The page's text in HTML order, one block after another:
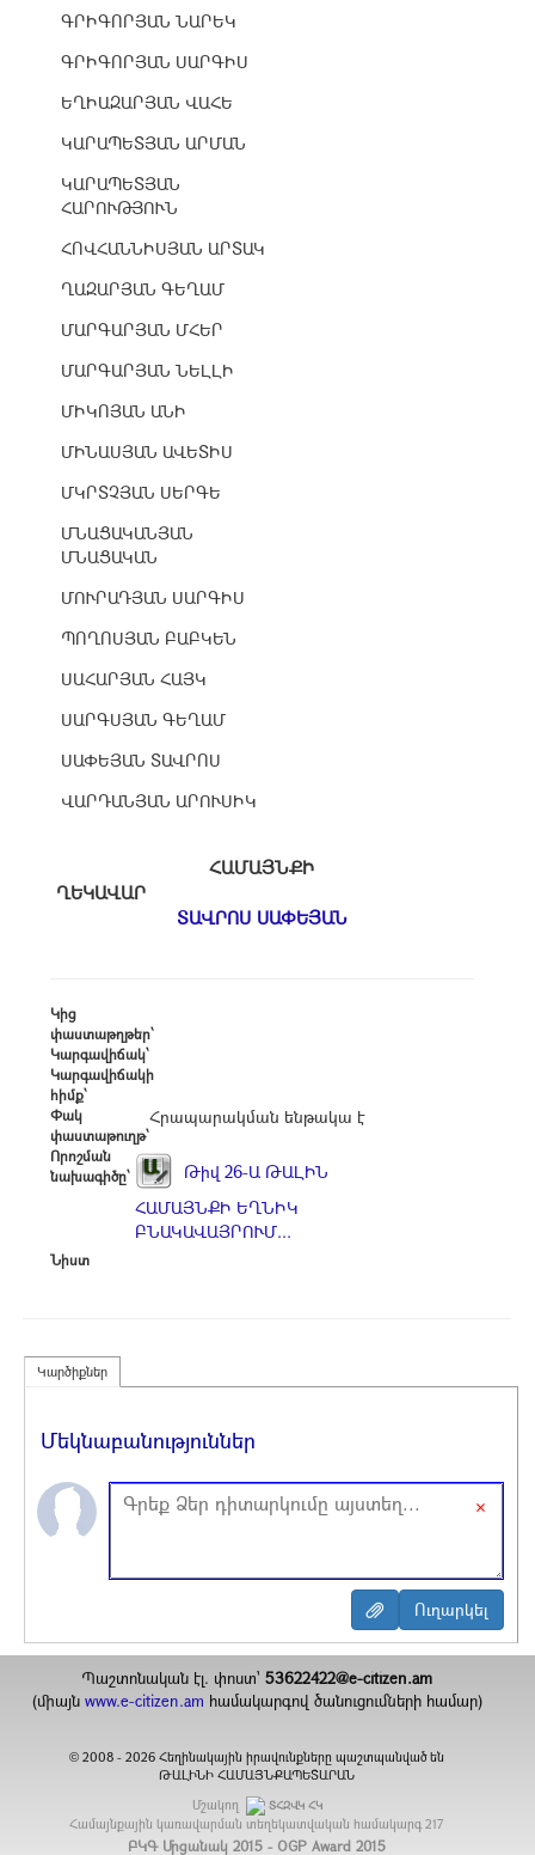
ԳՐԻԳՈՐՅԱՆ ՆԱՐԵԿ
ԳՐԻԳՈՐՅԱՆ ՍԱՐԳԻՍ
ԵՂԻԱԶԱՐՅԱՆ ՎԱՀԵ
ԿԱՐԱՊԵՏՅԱՆ ԱՐՄԱՆ
ԿԱՐԱՊԵՏՅԱՆ
ՀԱՐՈՒԹՅՈՒՆ
ՀՈՎՀԱՆՆԻՍՅԱՆ ԱՐՏԱԿ
ՂԱԶԱՐՅԱՆ ԳԵՂԱՄ
ՄԱՐԳԱՐՅԱՆ ՄՀԵՐ
ՄԱՐԳԱՐՅԱՆ ՆԵԼԼԻ
ՄԻԿՈՅԱՆ ԱՆԻ
ՄԻՆԱՍՅԱՆ ԱՎԵՏԻՍ
ՄԿՐՏՉՅԱՆ ՍԵՐԳԵ
ՄՆԱՑԱԿԱՆՅԱՆ
ՄՆԱՑԱԿԱՆ
ՄՈՒՐԱԴՅԱՆ ՍԱՐԳԻՍ
ՊՈՂՈՍՅԱՆ ԲԱԲԿԵՆ
ՍԱՀԱՐՅԱՆ ՀԱՅԿ
ՍԱՐԳՍՅԱՆ ԳԵՂԱՄ
ՍԱՓԵՅԱՆ ՏԱՎՐՈՍ
ՎԱՐԴԱՆՅԱՆ ԱՐՈՒՍԻԿ
ՀԱՄԱՅՆՔԻ
ՂԵԿԱՎԱՐ
ՏԱՎՐՈՍ ՍԱՓԵՅԱՆ
Կից
փաստաթղթեր՝
Կարգավիճակ՝
Կարգավիճակի
հիմք՝
Փակ
փաստաթուղթ՝
Հրապարակման ենթակա է
Որոշման
նախագիծը՝
Թիվ 26-Ա ԹԱԼԻՆ
ՀԱՄԱՅՆՔԻ ԵՂՆԻԿ
ԲՆԱԿԱՎԱՅՐՈՒՄ...
Նիստ
Կարծիքներ
Մեկնաբանություններ
×
Պաշտոնական էլ. փոստ`53622422@e-citizen.am
(միայն www.e-citizen.am համակարգով ծանուցումների համար)
© 2008 -2026 Հեղինակային իրավունքները պաշտպանված են
ԹԱԼԻՆԻ ՀԱՄԱՅՆՔԱՊԵՏԱՐԱՆ
Մշակող
ՏՀԶՎԿ ՀԿ
Համայնքային կառավարման տեղեկատվական համակարգ 217
ԲԿԳ Մրցանակ 2015 - OGP Award 2015